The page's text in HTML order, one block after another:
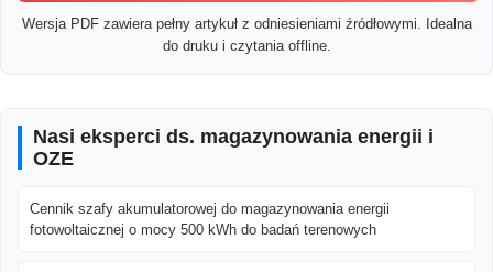
Wersja PDF zawiera pełny artykuł z odniesieniami źródłowymi. Idealna
do druku i czytania offline.
Nasi eksperci ds. magazynowania energii i
OZE
Cennik szafy akumulatorowej do magazynowania energii
fotowoltaicznej o mocy 500 kWh do badań terenowych